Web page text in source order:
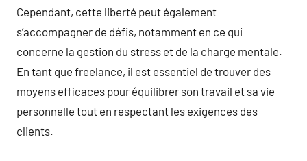
Cependant, cette liberté peut également
s’accompagner de défis, notamment en ce qui
concerne la gestion du stress et de la charge mentale.
En tant que freelance, il est essentiel de trouver des
moyens efficaces pour équilibrer son travail et sa vie
personnelle tout en respectant les exigences des
clients.